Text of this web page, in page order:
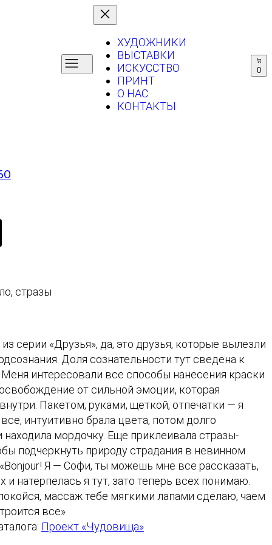
ХУДОЖНИКИ
ВЫСТАВКИ
ИСКУССТВО
ПРИНТ
О НАС
КОНТАКТЫ
0
стразы
из серии «Друзья», да, это друзья, которые вылезли
Доля сознательности тут сведена к
интересовали все способы нанесения краски
от сильной эмоции, которая
Пакетом, руками, щеткой, отпечатки — я
интуитивно брала цвета, потом долго
находила мордочку. Еще приклеивала стразы-
подчеркнуть природу страдания в невинном
«Bonjour! Я — Софи, ты можешь мне все рассказать,
и натерпелась я тут, зато теперь всех понимаю.
массаж тебе мягкими лапами сделаю, чаем
все»
Проект «Чудовища»